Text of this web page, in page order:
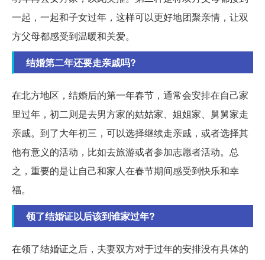
一起，一起和子女过年，这样可以更好地团聚亲情，让双
方父母都感受到温暖和关爱。
结婚第二年还要走亲戚吗?
在北方地区，结婚后的第一年春节，通常会安排在自己家
里过年，初二则是去男方家的姑姑家、姐姐家、舅舅家走
亲戚。到了大年初三，可以选择继续走亲戚，或者选择其
他有意义的活动，比如去旅游或者参加志愿者活动。总
之，重要的是让自己和家人在春节期间感受到快乐和幸
福。
领了结婚证以后该到谁家过年?
在领了结婚证之后，夫妻双方对于过年的安排没有具体的